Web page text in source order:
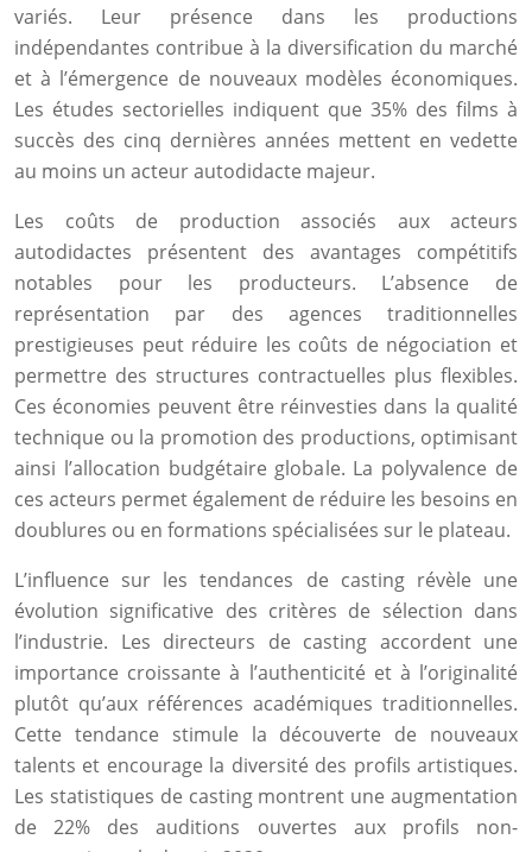
variés. Leur présence dans les productions
indépendantes contribue à la diversification du marché
et à l’émergence de nouveaux modèles économiques.
Les études sectorielles indiquent que 35% des films à
succès des cinq dernières années mettent en vedette
au moins un acteur autodidacte majeur.
Les coûts de production associés aux acteurs
autodidactes présentent des avantages compétitifs
notables pour les producteurs. L’absence de
représentation par des agences traditionnelles
prestigieuses peut réduire les coûts de négociation et
permettre des structures contractuelles plus flexibles.
Ces économies peuvent être réinvesties dans la qualité
technique ou la promotion des productions, optimisant
ainsi l’allocation budgétaire globale. La polyvalence de
ces acteurs permet également de réduire les besoins en
doublures ou en formations spécialisées sur le plateau.
L’influence sur les tendances de casting révèle une
évolution significative des critères de sélection dans
l’industrie. Les directeurs de casting accordent une
importance croissante à l’authenticité et à l’originalité
plutôt qu’aux références académiques traditionnelles.
Cette tendance stimule la découverte de nouveaux
talents et encourage la diversité des profils artistiques.
Les statistiques de casting montrent une augmentation
de 22% des auditions ouvertes aux profils non-